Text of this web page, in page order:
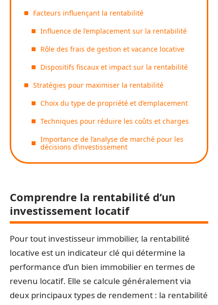
Facteurs influençant la rentabilité
Influence de l’emplacement sur la rentabilité
Rôle des frais de gestion et vacance locative
Dispositifs fiscaux et impact sur la rentabilité
Stratégies pour maximiser la rentabilité
Choix du type de propriété et d’emplacement
Techniques pour réduire les coûts et charges
Importance de l’analyse de marché pour les
décisions d’investissement
Comprendre la rentabilité d’un
investissement locatif
Pour tout investisseur immobilier, la rentabilité
locative est un indicateur clé qui détermine la
performance d’un bien immobilier en termes de
revenu locatif. Elle se calcule généralement via
deux principaux types de rendement : la rentabilité